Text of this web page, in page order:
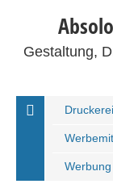
Gestaltung,